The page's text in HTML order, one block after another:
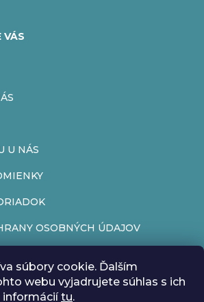
súbory cookie. Ďalším
webu vyjadrujete súhlas s ich
informáciítu.
VÁS
U NÁS
OSOBNÝCH ÚDAJOV